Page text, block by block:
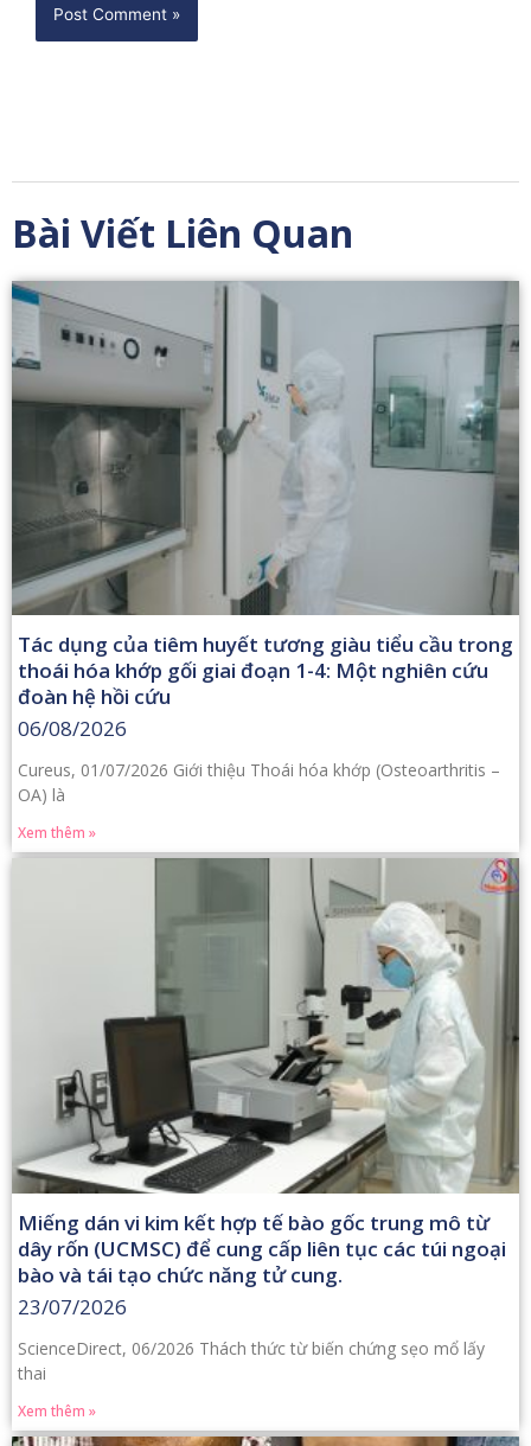
Bài Viết Liên Quan
Tác dụng của tiêm huyết tương giàu tiểu cầu trong
thoái hóa khớp gối giai đoạn 1-4: Một nghiên cứu
đoàn hệ hồi cứu
06/08/2026
Cureus, 01/07/2026 Giới thiệu Thoái hóa khớp (Osteoarthritis –
OA) là
Xem thêm »
Miếng dán vi kim kết hợp tế bào gốc trung mô từ
dây rốn (UCMSC) để cung cấp liên tục các túi ngoại
bào và tái tạo chức năng tử cung.
23/07/2026
ScienceDirect, 06/2026 Thách thức từ biến chứng sẹo mổ lấy
thai
Xem thêm »